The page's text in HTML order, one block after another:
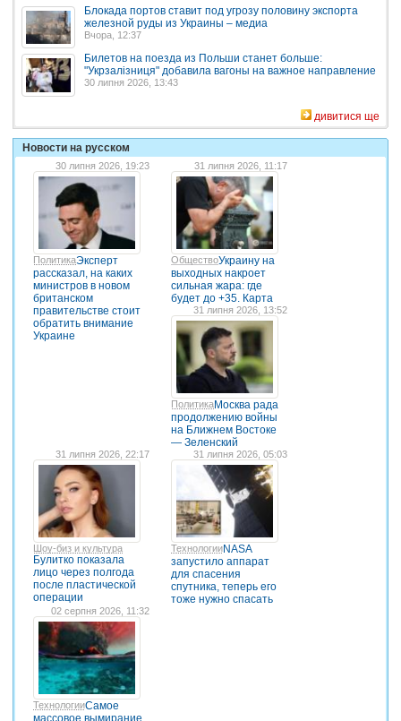
Блокада портов ставит под угрозу половину экспорта
железной руды из Украины – медиа
Вчора, 12:37
Билетов на поезда из Польши станет больше:
"Укрзалізниця" добавила вагоны на важное направление
30 липня 2026, 13:43
дивитися ще
Новости на русском
30 липня 2026, 19:23
ПолитикаЭксперт
рассказал, на каких
министров в новом
британском
правительстве стоит
обратить внимание
Украине
31 липня 2026, 11:17
ОбществоУкраину на
выходных накроет
сильная жара: где
будет до +35. Карта
31 липня 2026, 13:52
ПолитикаМосква рада
продолжению войны
на Ближнем Востоке
— Зеленский
31 липня 2026, 22:17
Шоу-биз и культура
Булитко показала
лицо через полгода
после пластической
операции
31 липня 2026, 05:03
ТехнологииNASA
запустило аппарат
для спасения
спутника, теперь его
тоже нужно спасать
02 серпня 2026, 11:32
ТехнологииСамое
массовое вымирание